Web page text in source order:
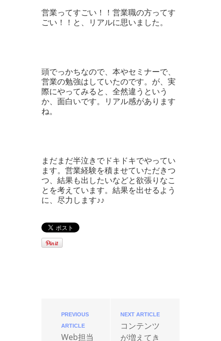
営業ってすごい！！営業職の方ってす
ごい！！と、リアルに思いました。
頭でっかちなので、本やセミナーで、
営業の勉強はしていたのです。が、実
際にやってみると、全然違うという
か、面白いです。リアル感があります
ね。
まだまだ半泣きでドキドキでやってい
ます。営業経験を積ませていただきつ
つ、結果も出したいなどと欲張りなこ
とを考えています。結果を出せるよう
に、尽力します♪♪
PREVIOUS
ARTICLE
Web担当
NEXT ARTICLE
コンテンツ
が増えてき